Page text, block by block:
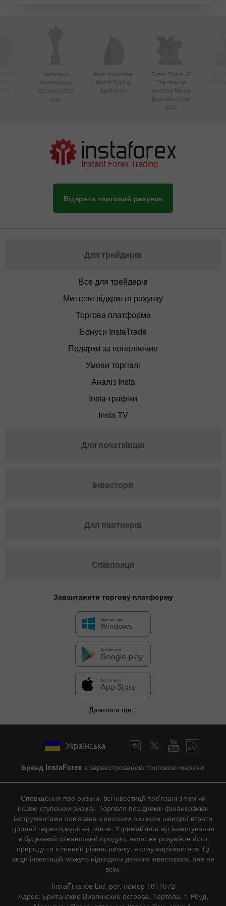
Найкраща
партнерська
програма 2020
року
Most Innovative
Mobile Trading
Application
Forex Broker Of
The Year на
виставці Money
Expo Abu Dhabi
2025
Відкрити торговий рахунок
Для трейдерів
Все для трейдерів
Миттєве відкриття рахунку
Торгова платформа
Бонуси InstaTrade
Подарки за пополнение
Умови торгівлі
Аналіз Insta
Insta-графіки
Insta TV
Для початківців
Інвестори
Для партнерів
Співпраця
Завантажити торгову платформу
Дивитися ще...
Українська
Бренд InstaForex є зареєстрованою торговою маркою
Сповіщення про ризики: всі інвестиції пов'язані з тим чи
іншим ступенем ризику. Торгівля похідними фінансовими
інструментами пов'язана з високим ризиком швидкої втрати
грошей через кредитне плече. Утримайтеся від інвестування
в будь-який фінансовий продукт, якщо не розумієте його
природу та істинний рівень ризику, якому наражаєтеся. Ці
види інвестицій можуть підходити деяким інвесторам, але не
всім.
InstaFinance Ltd, рег. номер 1811672
Адрес: Британские Виргинские острова, Тортола, г. Роуд,